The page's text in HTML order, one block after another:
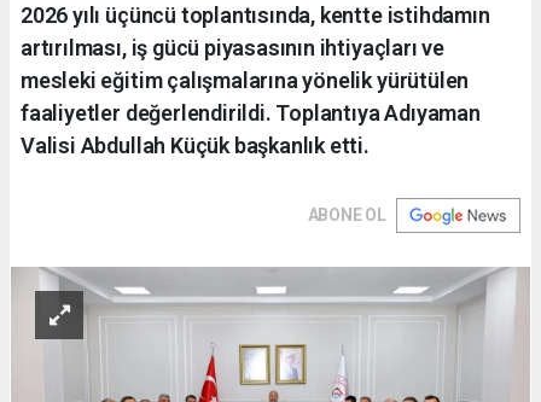
2026 yılı üçüncü toplantısında, kentte istihdamın
artırılması, iş gücü piyasasının ihtiyaçları ve
mesleki eğitim çalışmalarına yönelik yürütülen
faaliyetler değerlendirildi. Toplantıya Adıyaman
Valisi Abdullah Küçük başkanlık etti.
ABONE OL